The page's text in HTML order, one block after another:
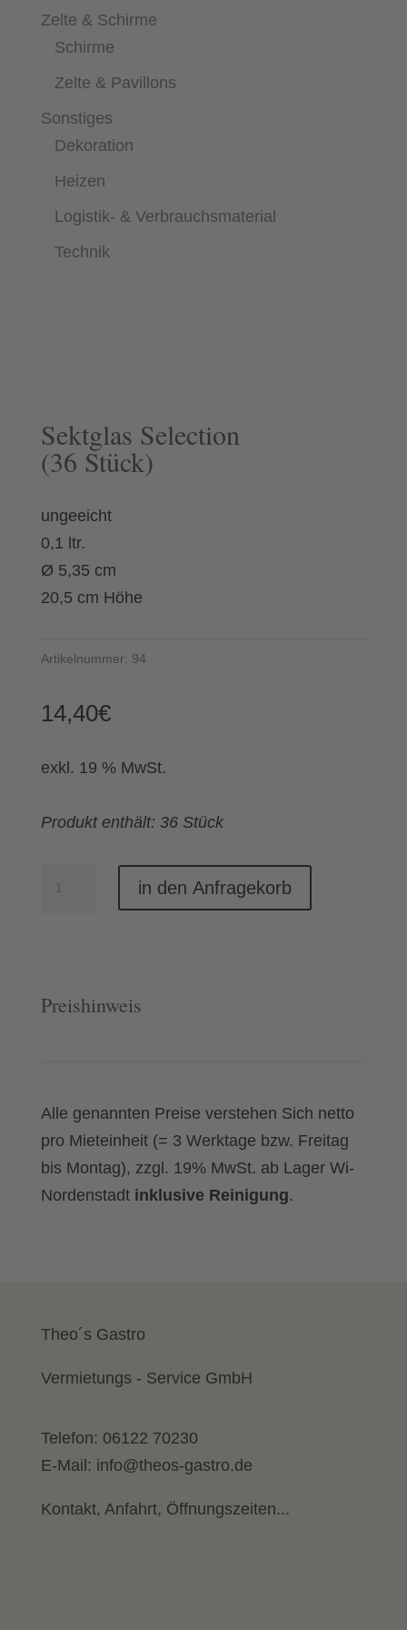
Zelte & Schirme
Schirme
Zelte & Pavillons
Sonstiges
Dekoration
Heizen
Logistik- & Verbrauchsmaterial
Technik
Sektglas Selection
(36 Stück)
ungeeicht
0,1 ltr.
Ø 5,35 cm
20,5 cm Höhe
Artikelnummer: 94
14,40€
exkl. 19 % MwSt.
Produkt enthält: 36 Stück
in den Anfragekorb
Preishinweis
Alle genannten Preise verstehen Sich netto
pro Mieteinheit (= 3 Werktage bzw. Freitag
bis Montag), zzgl. 19% MwSt. ab Lager Wi-
Nordenstadt inklusive Reinigung.
Theo´s Gastro
Vermietungs - Service GmbH
Telefon: 06122 70230
E-Mail: info@theos-gastro.de
Kontakt, Anfahrt, Öffnungszeiten...